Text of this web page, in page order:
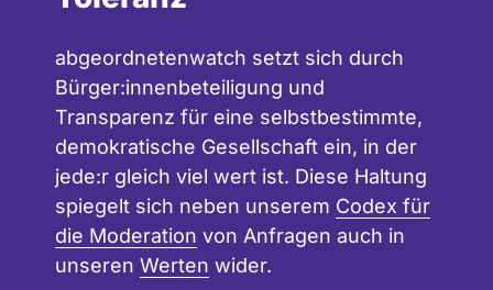
abgeordnetenwatch setzt sich durch
Bürger:innenbeteiligung und
Transparenz für eine selbstbestimmte,
demokratische Gesellschaft ein, in der
jede:r gleich viel wert ist. Diese Haltung
spiegelt sich neben unserem Codex für
die Moderation von Anfragen auch in
unseren Werten wider.